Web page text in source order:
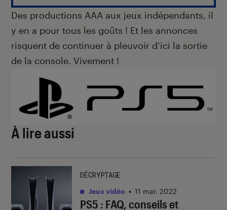
Des productions AAA aux jeux indépendants, il
y en a pour tous les goûts ! Et les annonces
risquent de continuer à pleuvoir d’ici la sortie
de la console. Vivement !
À lire aussi
PS5 : FAQ, conseils et
DÉCRYPTAGE
Jeux vidéo • 11 mar. 2022